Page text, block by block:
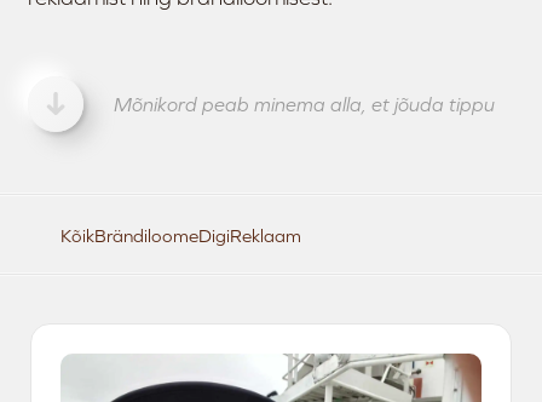
Mõnikord peab minema alla, et jõuda tippu
KõikBrändiloomeDigiReklaam